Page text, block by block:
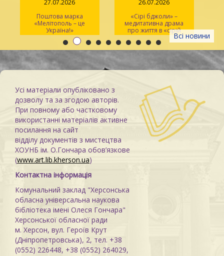
Всі новини
27.07.2026
Поштова марка
«Мелітополь – це
Україна!»
26.07.2026
«Сірі бджоли» –
медитативна драма
про життя в «сірій
зоні»
Усі матеріали опубліковано з
дозволу та за згодою авторів.
При повному або частковому
використанні матеріалів активне
посилання на сайт
відділу документів з мистецтва
ХОУНБ ім. О.Гончара обов’язкове
(www.art.lib.kherson.ua)
Контактна інформація
Комунальний заклад "Херсонська
обласна універсальна наукова
бібліотека імені Олеся Гончара"
Херсонської обласної ради
м. Херсон, вул. Героїв Крут
(Дніпропетровська), 2, тел. +38
(0552) 226448, +38 (0552) 264029,